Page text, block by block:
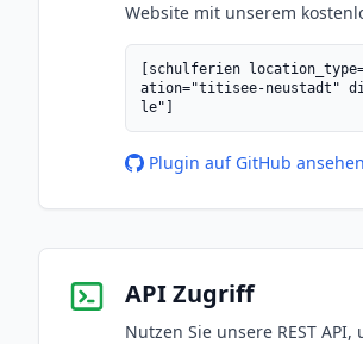
Website mit unserem
[schulferien
ation="titisee-neustadt"
le"]
Plugin auf GitHub ansehen
API Zugriff
Nutzen Sie unsere REST API,